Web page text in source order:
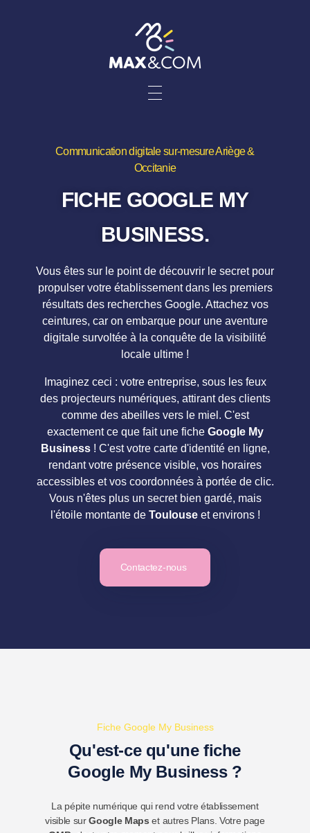
Communication digitale sur-mesure Ariège &
Occitanie
FICHE GOOGLE MY
BUSINESS.
Vous êtes sur le point de découvrir le secret pour
propulser votre établissement dans les premiers
résultats des recherches Google. Attachez vos
ceintures, car on embarque pour une aventure
digitale survoltée à la conquête de la visibilité
locale ultime !
Imaginez ceci : votre entreprise, sous les feux
des projecteurs numériques, attirant des clients
comme des abeilles vers le miel. C'est
exactement ce que fait une fiche Google My
Business! C'est votre carte d'identité en ligne,
rendant votre présence visible, vos horaires
accessibles et vos coordonnées à portée de clic.
Vous n'êtes plus un secret bien gardé, mais
l'étoile montante de Toulouseet environs !
Contactez-nous
Fiche Google My Business
Qu'est-ce qu'une fiche
Google My Business ?
La pépite numérique qui rend votre établissement
visible surGoogle Maps et autres Plans. Votre page